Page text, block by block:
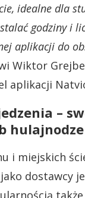
idealne dla
godziny i
aplikacji do
Wiktor
aplikacji
–
hulajnodze
i miejskich
dostawcy